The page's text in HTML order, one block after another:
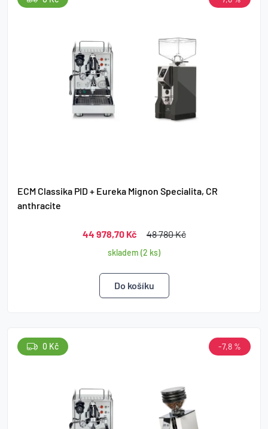
ECM Classika PID + Eureka Mignon Specialita, CR
anthracite
44 978,70 Kč 48 780 Kč
skladem (2 ks)
0 Kč -7,8 %